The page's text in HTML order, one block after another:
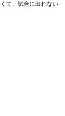
て、試合に出れない